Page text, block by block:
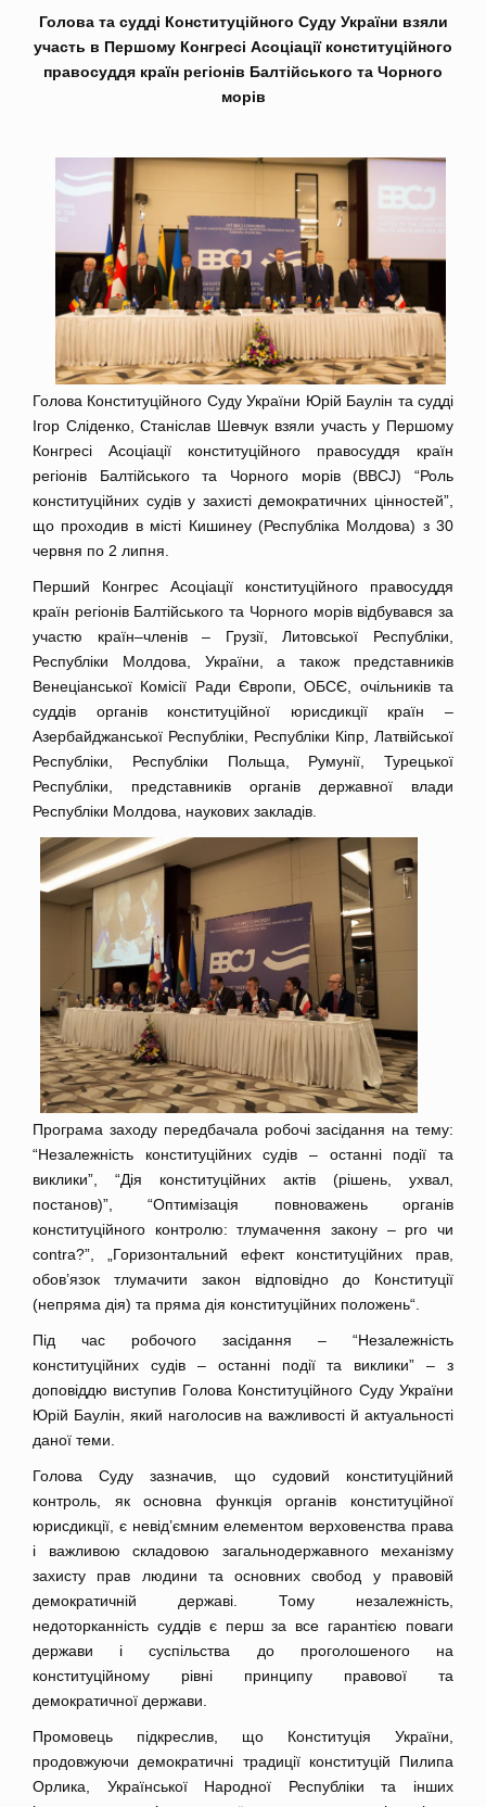
Голова та судді Конституційного Суду України взяли
участь в Першому Конгресі Асоціації конституційного
правосуддя країн регіонів Балтійського та Чорного
морів
Голова Конституційного Суду України Юрій Баулін та судді
Ігор Сліденко, Станіслав Шевчук взяли участь у Першому
Конгресі Асоціації конституційного правосуддя країн
регіонів Балтійського та Чорного морів (BBCJ) “Роль
конституційних судів у захисті демократичних цінностей”,
що проходив в місті Кишинеу (Республіка Молдова) з 30
червня по 2 липня.
Перший Конгрес Асоціації конституційного правосуддя
країн регіонів Балтійського та Чорного морів відбувався за
участю країн–членів – Грузії, Литовської Республіки,
Республіки Молдова, України, а також представників
Венеціанської Комісії Ради Європи, ОБСЄ, очільників та
суддів органів конституційної юрисдикції країн –
Азербайджанської Республіки, Республіки Кіпр, Латвійської
Республіки, Республіки Польща, Румунії, Турецької
Республіки, представників органів державної влади
Республіки Молдова, наукових закладів.
Програма заходу передбачала робочі засідання на тему:
“Незалежність конституційних судів – останні події та
виклики”, “Дія конституційних актів (рішень, ухвал,
постанов)”, “Оптимізація повноважень органів
конституційного контролю: тлумачення закону – pro чи
contra?”, „Горизонтальний ефект конституційних прав,
обов’язок тлумачити закон відповідно до Конституції
(непряма дія) та пряма дія конституційних положень“.
Під час робочого засідання – “Незалежність
конституційних судів – останні події та виклики” – з
доповіддю виступив Голова Конституційного Суду України
Юрій Баулін, який наголосив на важливості й актуальності
даної теми.
Голова Суду зазначив, що судовий конституційний
контроль, як основна функція органів конституційної
юрисдикції, є невід’ємним елементом верховенства права
і важливою складовою загальнодержавного механізму
захисту прав людини та основних свобод у правовій
демократичній державі. Тому незалежність,
недоторканність суддів є перш за все гарантією поваги
держави і суспільства до проголошеного на
конституційному рівні принципу правової та
демократичної держави.
Промовець підкреслив, що Конституція України,
продовжуючи демократичні традиції конституцій Пилипа
Орлика, Української Народної Республіки та інших